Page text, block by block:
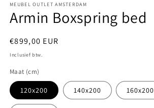
MEUBEL OUTLET AMSTERDAM
Armin Boxspring bed
Normale
prijs
€899,00 EUR
Inclusief btw.
Maat (cm)
120x200 140x200 160x200